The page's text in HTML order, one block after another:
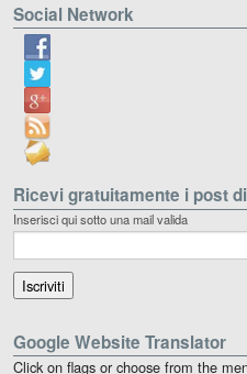
Social Network
Ricevi gratuitamente i post
Inserisci qui sotto una mail valida
Google Website Translator
Click on flags or choose from the